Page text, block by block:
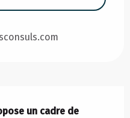
un cadre de